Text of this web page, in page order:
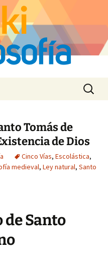
Buscar:
Tomás de
de Dios
Cinco Vías, Escolástica,
medieval, Ley natural, Santo
de Santo